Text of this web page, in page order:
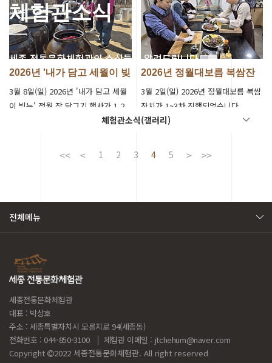
체험관소식
세종 전통문화체험관의 소식들을 알려드립니다.
체험관소식(갤러리)
2026년 '내가 담고 세월이 빚
3월 8일(일) 2026년 '내가 담고 세월
이 빚는' 정월 장 담그기 행사가 1,2
2026년 정월대보름 복쌈잔
3월 2일(일) 2026년 정월대보름 복쌈
잔치가 1~3차 진행되었습니다.
1 2 3 4 5
전체메뉴
세종전통문화체험관
대표 : 박상호
주소 : 세종특별자치시 모롱지로 94(세종동)
전화번호 : 044-850-3100
체험관 이메일 : jtchehum@naver.com
Copyright
2022 세종전통문화체험관. All right reserved